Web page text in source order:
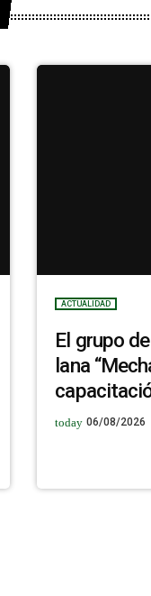
ACTUALIDAD
El grupo
lana
today 06/08/2026